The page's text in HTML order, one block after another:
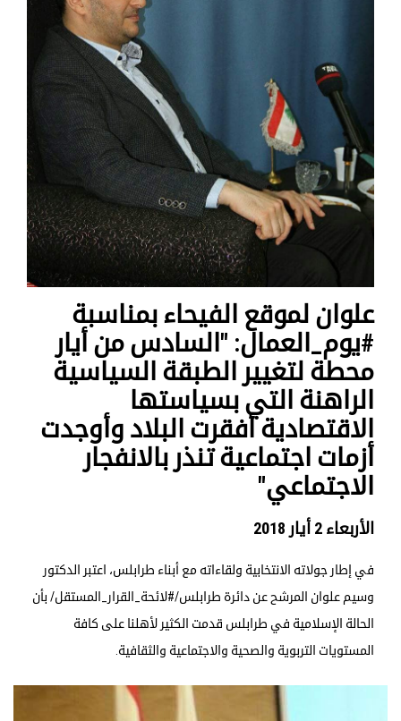
علوان لموقع الفيحاء بمناسبة
#يوم_العمال: "السادس من أيار
محطة لتغيير الطبقة السياسية
الراهنة التي بسياستها
الاقتصادية أفقرت البلاد وأوجدت
أزمات اجتماعية تنذر بالانفجار
الاجتماعي"
الأربعاء 2 أيار 2018
في إطار جولاته الانتخابية ولقاءاته مع أبناء طرابلس، اعتبر الدكتور
وسيم علوان المرشح عن دائرة طرابلس/#لائحة_القرار_المستقل/ بأن
الحالة الإسلامية في طرابلس قدمت الكثير لأهلنا على كافة
المستويات التربوية والصحية والاجتماعية والثقافية.